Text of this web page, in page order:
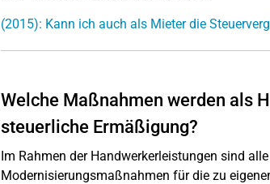
(2015): Kann ich auch als Mieter die
Welche Maßnahmen werden als
steuerliche Ermäßigung?
Im Rahmen der Handwerkerleistungen sind
Modernisierungsmaßnahmen für die zu